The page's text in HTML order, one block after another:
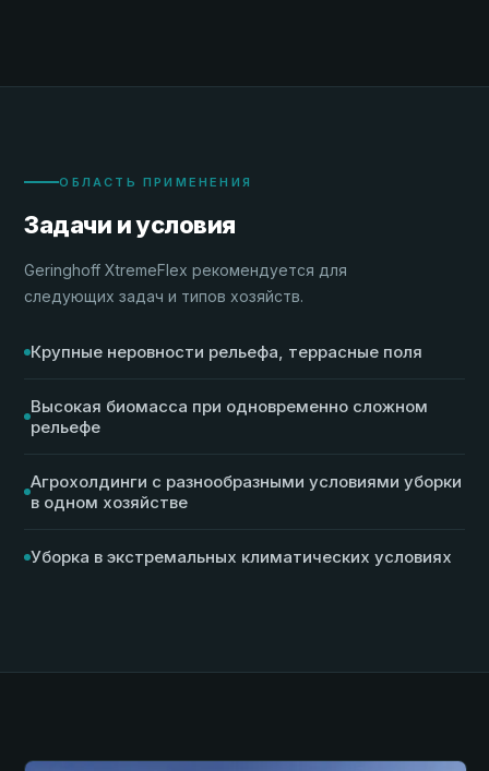
ОБЛАСТЬ ПРИМЕНЕНИЯ
Задачи и условия
Geringhoff XtremeFlex рекомендуется для
следующих задач и типов хозяйств.
Крупные неровности рельефа, террасные поля
Высокая биомасса при одновременно сложном
рельефе
Агрохолдинги с разнообразными условиями уборки
в одном хозяйстве
Уборка в экстремальных климатических условиях